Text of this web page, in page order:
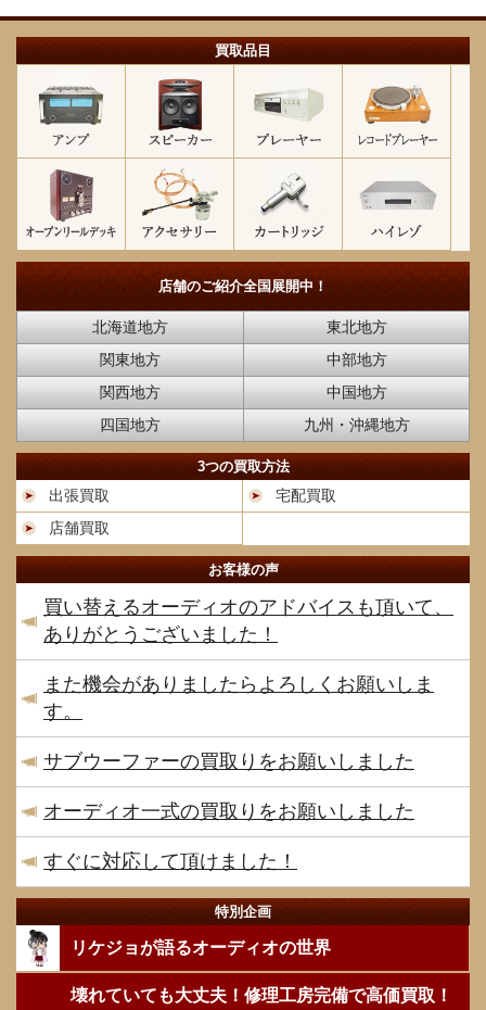
買取品目
店舗のご紹介全国展開中！
北海道地方
東北地方
関東地方
中部地方
関西地方
中国地方
四国地方
九州・沖縄地方
3つの買取方法
出張買取
宅配買取
店舗買取
お客様の声
買い替えるオーディオのアドバイスも頂いて、
ありがとうございました！
また機会がありましたらよろしくお願いしま
す。
サブウーファーの買取りをお願いしました
オーディオ一式の買取りをお願いしました
すぐに対応して頂けました！
特別企画
リケジョが語るオーディオの世界
壊れていても大丈夫！修理工房完備で高価買取！